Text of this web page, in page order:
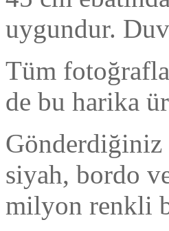
uygundur.
Tüm
de bu harika
Gönderdiğiniz
siyah, bordo
milyon renkli